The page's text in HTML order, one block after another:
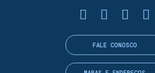
FALE CONOSCO